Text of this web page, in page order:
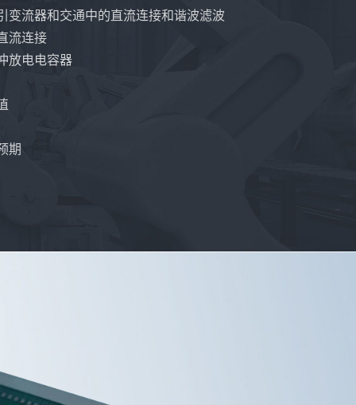
变流器和交通中的直流连接和谐波滤波
流连接
放电电容器
期